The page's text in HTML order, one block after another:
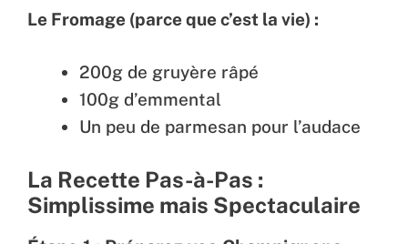
Le Fromage (parce que c’est la vie) :
200g de gruyère râpé
100g d’emmental
Un peu de parmesan pour l’audace
La Recette Pas-à-Pas :
Simplissime mais Spectaculaire